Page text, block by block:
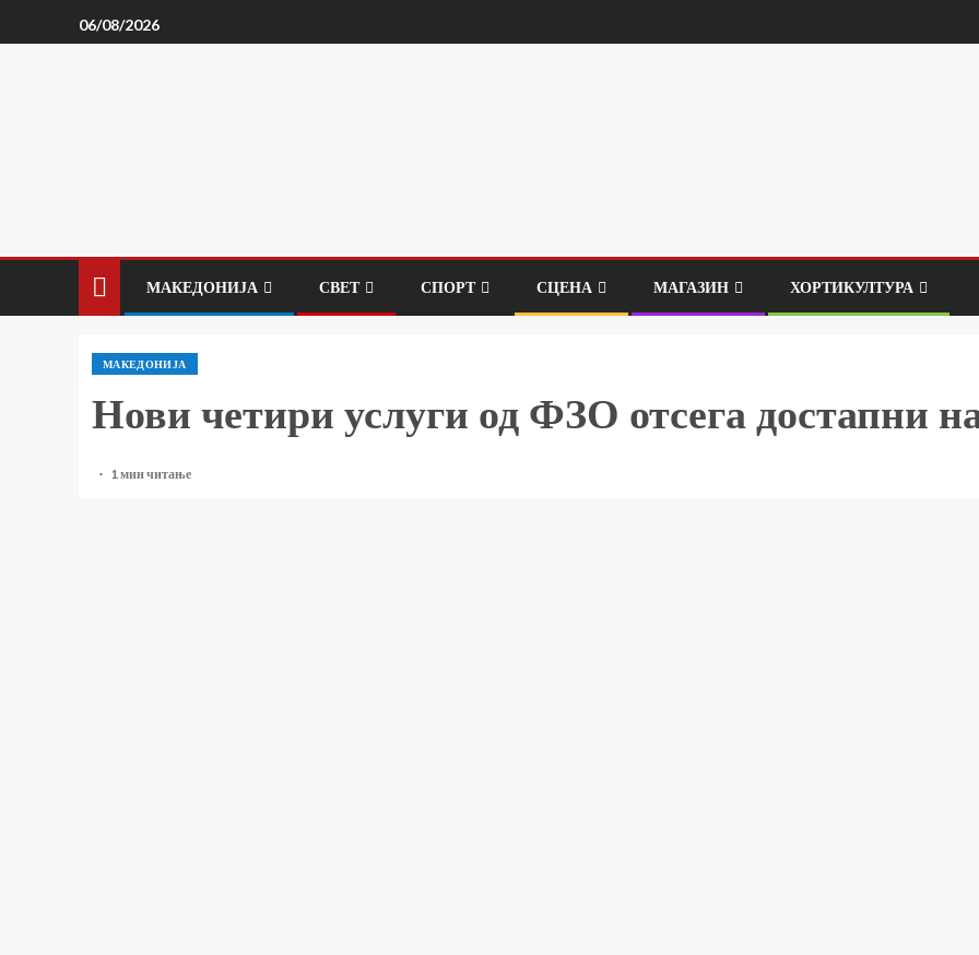
06/08/2026
МАКЕДОНИЈА СВЕТ СПОРТ СЦЕНА МАГАЗИН ХОРТИКУЛТУРА
МАКЕДОНИЈА
Нови четири услуги од ФЗО отсега достапни
1 мин читање